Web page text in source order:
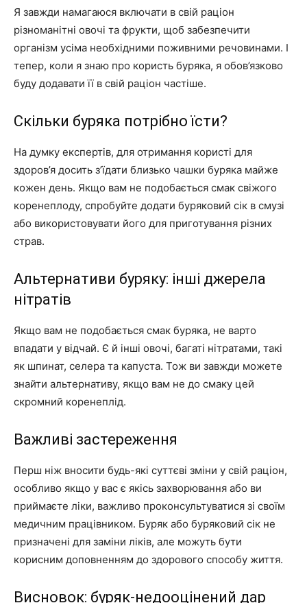
Я завжди намагаюся включати в свій раціон
різноманітні овочі та фрукти, щоб забезпечити
організм усіма необхідними поживними речовинами. І
тепер, коли я знаю про користь буряка, я обов’язково
буду додавати її в свій раціон частіше.
Скільки буряка потрібно їсти?
На думку експертів, для отримання користі для
здоров’я досить з’їдати близько чашки буряка майже
кожен день. Якщо вам не подобається смак свіжого
коренеплоду, спробуйте додати буряковий сік в смузі
або використовувати його для приготування різних
страв.
Альтернативи буряку: інші джерела
нітратів
Якщо вам не подобається смак буряка, не варто
впадати у відчай. Є й інші овочі, багаті нітратами, такі
як шпинат, селера та капуста. Тож ви завжди можете
знайти альтернативу, якщо вам не до смаку цей
скромний коренеплід.
Важливі застереження
Перш ніж вносити будь-які суттєві зміни у свій раціон,
особливо якщо у вас є якісь захворювання або ви
приймаєте ліки, важливо проконсультуватися зі своїм
медичним працівником. Буряк або буряковий сік не
призначені для заміни ліків, але можуть бути
корисним доповненням до здорового способу життя.
Висновок: буряк-недооцінений дар